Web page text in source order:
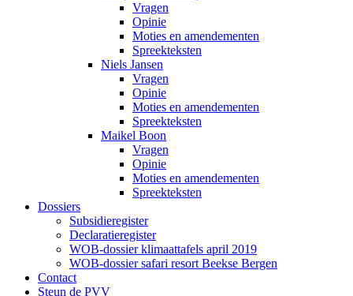
Vragen
Opinie
Moties en amendementen
Spreekteksten
Niels Jansen
Vragen
Opinie
Moties en amendementen
Spreekteksten
Maikel Boon
Vragen
Opinie
Moties en amendementen
Spreekteksten
Dossiers
Subsidieregister
Declaratieregister
WOB-dossier klimaattafels april 2019
WOB-dossier safari resort Beekse Bergen
Contact
Steun de PVV